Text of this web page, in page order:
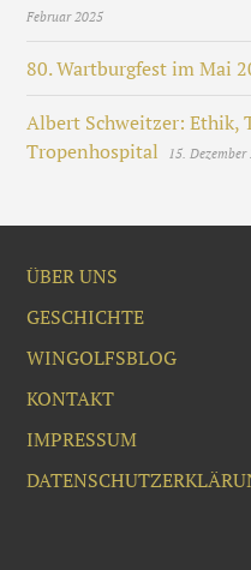
Februar 2025
80. Wartburgfest im Mai
Albert Schweitzer: Ethik,
Tropenhospital
15. Dezember
ÜBER UNS
GESCHICHTE
WINGOLFSBLOG
KONTAKT
IMPRESSUM